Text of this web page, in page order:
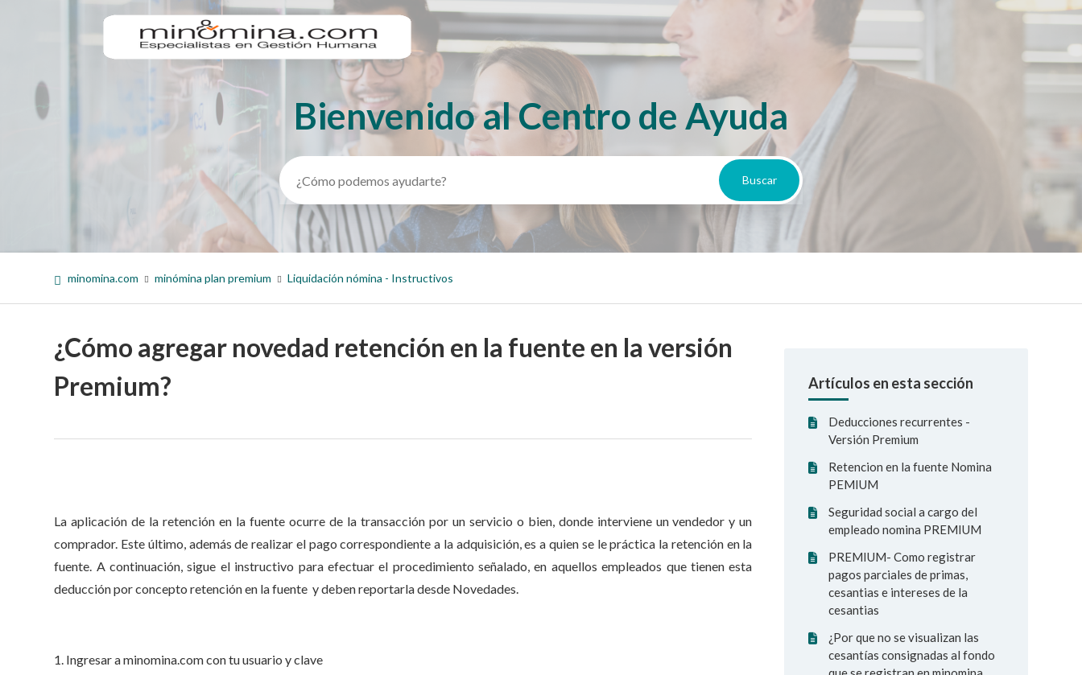
Búsqueda
Bienvenido al Centro de Ayuda
minomina.com minómina plan premium Liquidación nómina - Instructivos
Artículos en esta sección
Deducciones recurrentes -
Versión Premium
Retencion en la fuente Nomina
PEMIUM
Seguridad social a cargo del
empleado nomina PREMIUM
PREMIUM- Como registrar
pagos parciales de primas,
cesantias e intereses de la
cesantias
¿Por que no se visualizan las
cesantías consignadas al fondo
¿Cómo agregar novedad retención en la fuente en la versión
Premium?
La aplicación de la retención en la fuente ocurre de la transacción por un servicio o bien, donde interviene un vendedor y un
comprador. Este último, además de realizar el pago correspondiente a la adquisición, es a quien se le práctica la retención en la
fuente. A continuación, sigue el instructivo para efectuar el procedimiento señalado, en aquellos empleados que tienen esta
deducción por concepto retención en la fuente y deben reportarla desde Novedades.
1. Ingresar a minomina.com con tu usuario y clave